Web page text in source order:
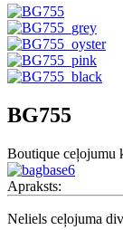
BG755
Boutique ceļojumu
Apraksts:
Neliels ceļojuma